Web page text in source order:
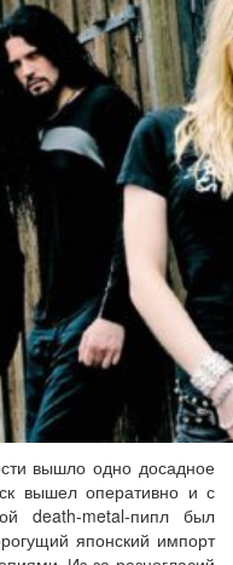
вышло одно досадное
вышел оперативно и с
death-metal-пипл был
японский импорт